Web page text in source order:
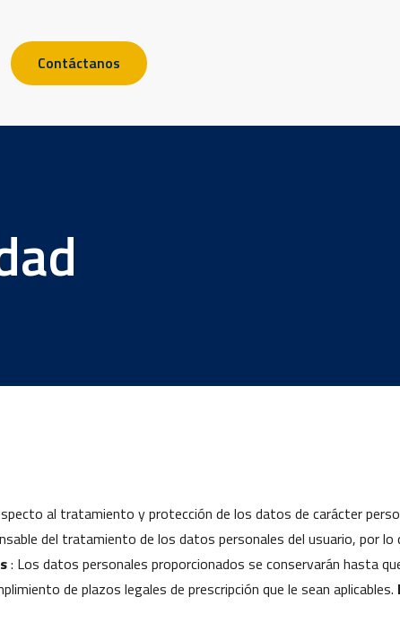
Contáctanos
al tratamiento y protección de los datos de carácter
del tratamiento de los datos personales del usuario, por
: Los datos personales proporcionados se conservarán hasta
de plazos legales de prescripción que le sean aplicables.